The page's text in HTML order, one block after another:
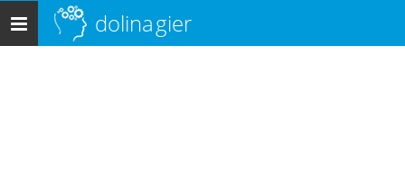
Menu
główne
dolinagier